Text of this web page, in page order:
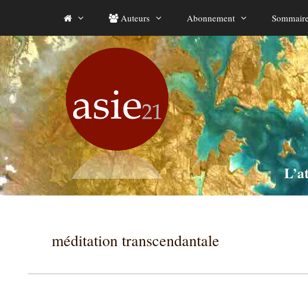
contenu
Auteurs Abonnement
méditation transcendantale